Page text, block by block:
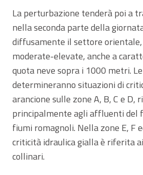
La perturbazione tenderà poi a
nella seconda parte della
diffusamente il settore
moderate-elevate, anche a
quota neve sopra i 1000 metri.
determineranno situazioni di
arancione sulle zone A, B, C e D,
principalmente agli affluenti del
fiumi romagnoli. Nella zone E, F
criticità idraulica gialla è riferita
collinari.